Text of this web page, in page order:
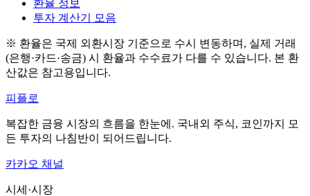
환율 정보
투자 계산기 모음
※ 환율은 국제 외환시장 기준으로 수시 변동하며, 실제 거래
(은행·카드·송금) 시 환율과 수수료가 다를 수 있습니다. 본 환
산값은 참고용입니다.
피플로
복잡한 금융 시장의 흐름을 한눈에. 국내외 주식, 코인까지 모
든 투자의 나침반이 되어드립니다.
카카오 채널
시세·시장